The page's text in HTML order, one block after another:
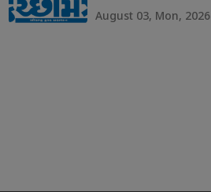
August 03, Mon, 2026